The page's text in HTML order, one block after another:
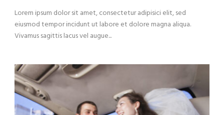
Lorem ipsum dolor sit amet, consectetur adipisici elit, sed
eiusmod tempor incidunt ut labore et dolore magna aliqua.
Vivamus sagittis lacus vel augue...